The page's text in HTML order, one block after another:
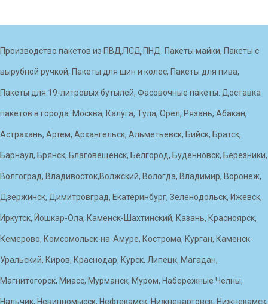
Производство пакетов из ПВД,ПСД,ПНД. Пакеты майки, Пакеты с
вырубной ручкой, Пакеты для шин и колес, Пакеты для пива,
Пакеты для 19-литровых бутылей, Фасовочные пакеты. Доставка
пакетов в города: Москва, Калуга, Тула, Орел, Рязань, Абакан,
Астрахань, Артем, Архангельск, Альметьевск, Бийск, Братск,
Барнаул, Брянск, Благовещенск, Белгород, Буденновск, Березники,
Волгоград, Владивосток,Волжский, Вологда, Владимир, Воронеж,
Дзержинск, Димитровград, Екатеринбург, Зеленодольск, Ижевск,
Иркутск, Йошкар-Ола, Каменск-Шахтинский, Казань, Красноярск,
Кемерово, Комсомольск-на-Амуре, Кострома, Курган, Каменск-
Уральский, Киров, Краснодар, Курск, Липецк, Магадан,
Магнитогорск, Миасс, Мурманск, Муром, Набережные Челны,
Нальчик, Невинномысск, Нефтекамск, Нижневартовск, Нижнекамск,